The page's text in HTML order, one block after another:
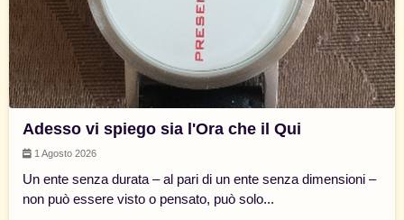
Adesso vi spiego sia l'Ora che il Qui
1 Agosto 2026
Un ente senza durata – al pari di un ente senza dimensioni –
non può essere visto o pensato, può solo...